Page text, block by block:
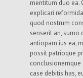
mentitum duo ea.
explicari
quod nostrum
senserit an, sumo
antiopam ius ea,
possit patrioque
conclusionemque
case debitis has,